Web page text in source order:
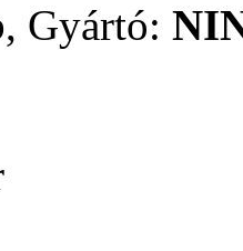
, Gyártó: